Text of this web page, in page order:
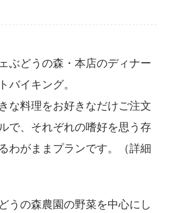
ぶどうの森・本店のディナー
バイキング。
な料理をお好きなだけご注文
で、それぞれの嗜好を思う存
わがままプランです。（詳細
うの森農園の野菜を中心にし